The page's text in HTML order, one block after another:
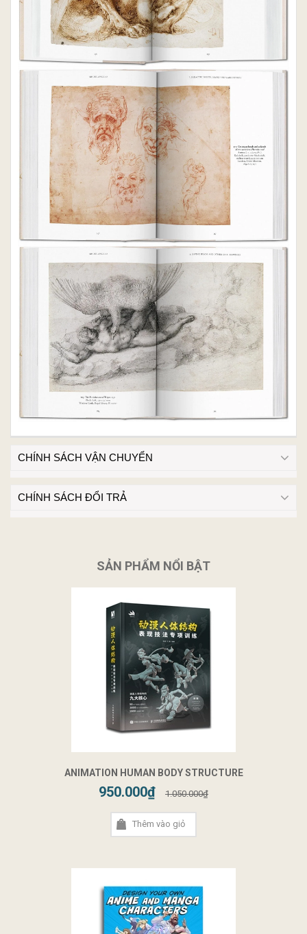
CHÍNH SÁCH VẬN CHUYỂN
CHÍNH SÁCH ĐỔI TRẢ
SẢN PHẨM NỔI BẬT
ANIMATION HUMAN BODY STRUCTURE
950.000₫ 1.050.000₫
Thêm vào giỏ